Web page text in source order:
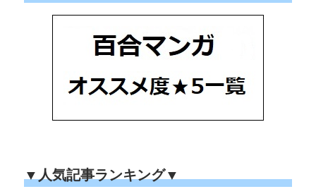
▼人気記事ランキング▼